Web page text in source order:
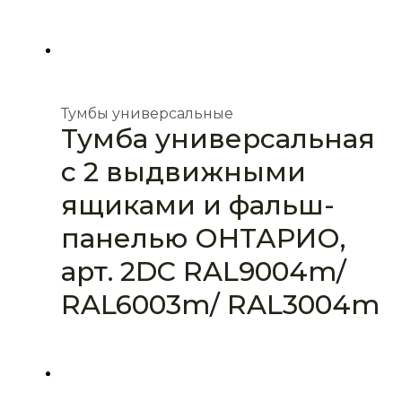
Тумбы универсальные
Тумба универсальная
с 2 выдвижными
ящиками и фальш-
панелью ОНТАРИО,
арт. 2DC RAL9004m/
RAL6003m/ RAL3004m